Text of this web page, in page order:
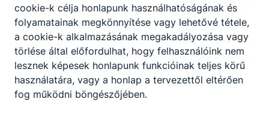
Megosztás
cookie-k célja honlapunk használhatóságának és
folyamatainak megkönnyítése vagy lehetővé tétele,
a cookie-k alkalmazásának megakadályozása vagy
törlése által előfordulhat, hogy felhasználóink nem
lesznek képesek honlapunk funkcióinak teljes körű
használatára, vagy a honlap a tervezettől eltérően
fog működni böngészőjében.